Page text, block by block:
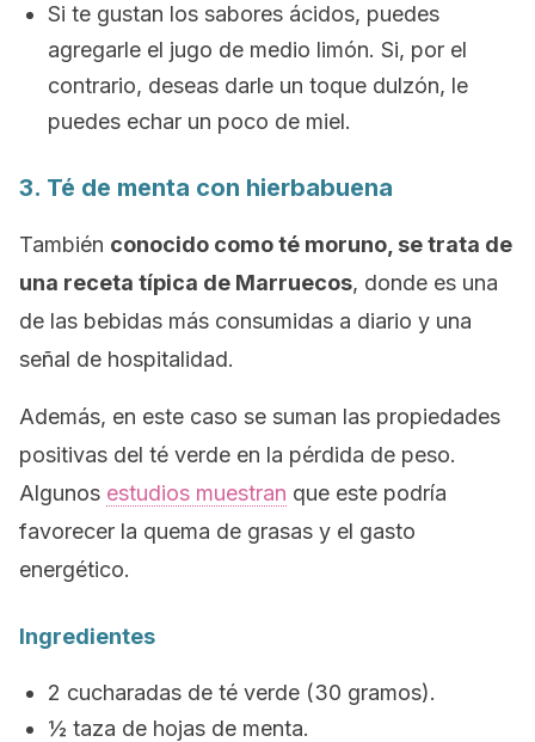
Si te gustan los sabores ácidos, puedes
agregarle el jugo de medio limón. Si, por el
contrario, deseas darle un toque dulzón, le
puedes echar un poco de miel.
3. Té de menta con hierbabuena
También conocido como té moruno, se trata de
una receta típica de Marruecos, donde es una
de las bebidas más consumidas a diario y una
señal de hospitalidad.
Además, en este caso se suman las propiedades
positivas del té verde en la pérdida de peso.
Algunos estudios muestran que este podría
favorecer la quema de grasas y el gasto
energético.
Ingredientes
2 cucharadas de té verde (30 gramos).
½ taza de hojas de menta.